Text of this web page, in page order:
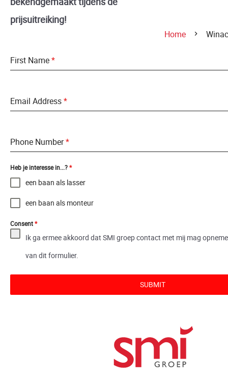
prijsuitreiking!
Home
First Name*
Email Address*
Phone Number*
Heb je interesse in...?*
een baan als lasser
een baan als monteur
Consent*
Ik ga ermee akkoord dat SMI groep contact met mij mag
van dit formulier.
SUBMIT